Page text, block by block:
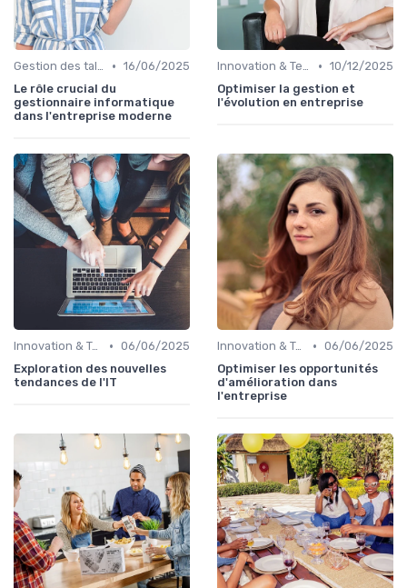
Gestion des talents IT • 16/06/2025
Le rôle crucial du
gestionnaire informatique
dans l'entreprise moderne
Innovation & Tendances • 10/12/2025
Optimiser la gestion et
l'évolution en entreprise
Innovation & Tendances • 06/06/2025
Exploration des nouvelles
tendances de l'IT
Innovation & Tendances • 06/06/2025
Optimiser les opportunités
d'amélioration dans
l'entreprise